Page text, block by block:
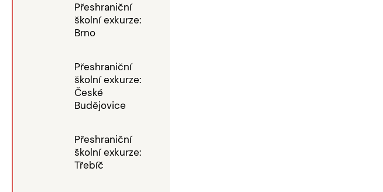
Přeshraniční
školní exkurze:
Brno
Přeshraniční
školní exkurze:
České
Budějovice
Přeshraniční
školní exkurze:
Třebíč